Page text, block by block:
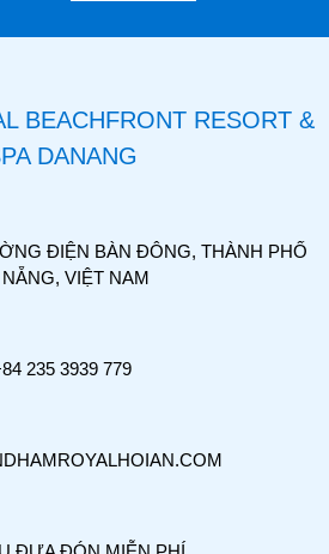
BEACHFRONT RESORT &
DANANG
ĐIỆN BÀN ĐÔNG, THÀNH PHỐ
VIỆT NAM
235 3939 779